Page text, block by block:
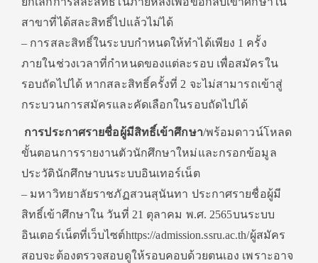
สาขาที่ได้สละสิทธิ์ไปแล้วไม่ได้
– การสละสิทธิ์ในระบบกำหนดให้ทำได้เพียง 1 ครั้ง
ภายในช่วงเวลาที่กำหนดของแต่ละรอบ เพื่อสมัครใน
รอบถัดไปได้ หากสละสิทธิ์ครั้งที่ 2 จะไม่สามารถเข้าสู่
กระบวนการสมัครและคัดเลือกในรอบถัดไปได้
การประกาศรายชื่อผู้มีสิทธิ์เข้าศึกษา/พร้อมดาวน์โหลด
ขั้นตอนการรายงานตัวนักศึกษาใหม่และกรอกข้อมูล
ประวัตินักศึกษาบนระบบอินเทอร์เน็ต
– มหาวิทยาลัยราชภัฏสวนสุนันทา ประกาศรายชื่อผู้มี
สิทธิ์เข้าศึกษาใน วันที่ 21 ตุลาคม พ.ศ. 2565บนระบบ
อินเตอร์เน็ตที่เว็บไซต์https://admission.ssru.ac.th/ผู้สมัคร
สอบจะต้องตรวจสอบดูให้รอบคอบด้วยตนเอง เพราะอาจ